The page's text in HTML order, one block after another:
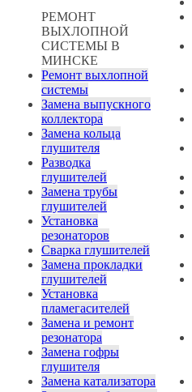
РЕМОНТ
ВЫХЛОПНОЙ
СИСТЕМЫ В
МИНСКЕ
Ремонт выхлопной
системы
Замена выпускного
коллектора
Замена кольца
глушителя
Разводка
глушителей
Замена трубы
глушителей
Установка
резонаторов
Сварка глушителей
Замена прокладки
глушителей
Установка
пламегасителей
Замена и ремонт
резонатора
Замена гофры
глушителя
Замена катализатора